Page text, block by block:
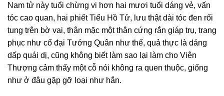
Nam tử này tuổi chừng vi hơn hai mươi tuổi dáng vẻ, vấn
tóc cao quan, hai phiết Tiểu Hồ Tử, lưu thật dài tóc đen rối
tung trên bờ vai, thân mặc một thân cứng rắn giáp trụ, trang
phục như cổ đại Tướng Quân như thế, quả thực là dáng
dấp quái dị, cũng không biết làm sao lại làm cho Viên
Thượng cảm thấy một cỗ nói không ra quen thuộc, giống
như ở đâu gặp gỡ loại như hắn.